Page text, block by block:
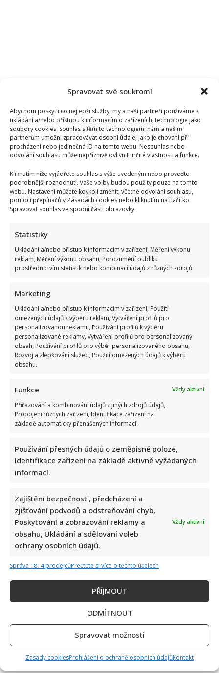
Spravovat své soukromí
Abychom poskytli co nejlepší služby, my a naši partneři používáme k
ukládání a/nebo přístupu k informacím o zařízeních, technologie jako
soubory cookies. Souhlas s těmito technologiemi nám a našim
partnerům umožní zpracovávat osobní údaje, jako je chování při
procházení nebo jedinečná ID na tomto webu. Nesouhlas nebo
odvolání souhlasu může nepříznivě ovlivnit určité vlastnosti a funkce.
Kliknutím níže vyjádřete souhlas s výše uvedeným nebo proveďte
podrobnější rozhodnutí. Vaše volby budou použity pouze na tomto
webu. Nastavení můžete kdykoli změnit, včetně odvolání souhlasu,
pomocí přepínačů v Zásadách cookies nebo kliknutím na tlačítko
Spravovat souhlas ve spodní části obrazovky.
Statistiky
Ukládání a/nebo přístup k informacím v zařízení, Měření výkonu
reklam, Měření výkonu obsahu, Porozumění publiku
prostřednictvím statistik nebo kombinací údajů z různých zdrojů.
Marketing
Ukládání a/nebo přístup k informacím v zařízení, Použití
omezených údajů k výběru reklam, Vytváření profilů pro
personalizovanou reklamu, Používání profilů k výběru
personalizované reklamy, Vytváření profilů pro personalizovaný
obsah, Používání profilů pro výběr personalizovaného obsahu,
Rozvoj a zlepšování služeb, Použití omezených údajů k výběru
obsahu.
Funkce
Vždy aktivní
Přiřazování a kombinování údajů z jiných zdrojů údajů,
Propojení různých zařízení, Identifikace zařízení na
základě automaticky přenášených informací.
Používání přesných údajů o zeměpisné poloze,
Identifikace zařízení na základě aktivně vyžádaných
informací.
Zajištění bezpečnosti, předcházení a
zjišťování podvodů a odstraňování chyb,
Poskytování a zobrazování reklamy a
obsahu, Ukládání a sdělování voleb
ochrany osobních údajů.
Vždy aktivní
Správa 1814 prodejcůPřečtěte si více o těchto účelech
PŘÍJMOUT
ODMÍTNOUT
Spravovat možnosti
Zásady cookiesProhlášení o ochraně osobních údajůKontakt
Petr Rychlý slaví 61 let: Už nějakou dobu tu však vůbec
Jak bydlí Jan Bendig: Domov známého zpěváka nepůsobí
nijak přepychově, zaujme spíše svou osobností
Ondřej Sokol utekl před českými vedry do Skotska. S dětmi
se vyfotil v nádherné přírodě
Retro kvíz o socialistických dobrotách: Starší ročníky si
budou pamatovat 10/10
Alena Schillerová terčem Víta Rakušana: Politici vedou
ohledně obžaloby Pavla Blažka vášnivé diskuze